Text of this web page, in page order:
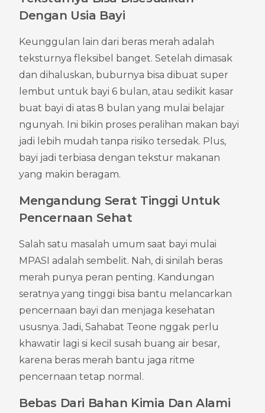
Dengan Usia Bayi
Keunggulan lain dari beras merah adalah
teksturnya fleksibel banget. Setelah dimasak
dan dihaluskan, buburnya bisa dibuat super
lembut untuk bayi 6 bulan, atau sedikit kasar
buat bayi di atas 8 bulan yang mulai belajar
ngunyah. Ini bikin proses peralihan makan bayi
jadi lebih mudah tanpa risiko tersedak. Plus,
bayi jadi terbiasa dengan tekstur makanan
yang makin beragam.
Mengandung Serat Tinggi Untuk
Pencernaan Sehat
Salah satu masalah umum saat bayi mulai
MPASI adalah sembelit. Nah, di sinilah beras
merah punya peran penting. Kandungan
seratnya yang tinggi bisa bantu melancarkan
pencernaan bayi dan menjaga kesehatan
ususnya. Jadi, Sahabat Teone nggak perlu
khawatir lagi si kecil susah buang air besar,
karena beras merah bantu jaga ritme
pencernaan tetap normal.
Bebas Dari Bahan Kimia Dan Alami